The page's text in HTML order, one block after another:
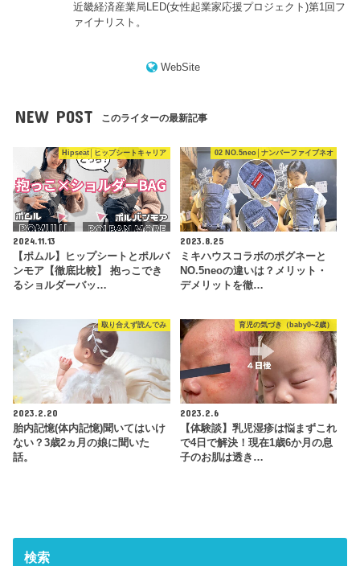
近畿経済産業局LED(女性起業家応援プロジェクト)第1回フ
ァイナリスト。
WebSite
NEW POST このライターの最新記事
Hipseat│ヒップシートキャリア
2024.11.13
【ポムル】ヒップシートとポルバ
ンモア【徹底比較】 抱っこでき
るショルダーバッ…
02 NO.5neo│ナンバーファイブネオ
2023.8.25
ミキハウスコラボのポグネーと
NO.5neoの違いは？メリット・
デメリットを徹…
取り合えず読んでみ
2023.2.20
胎内記憶(体内記憶)聞いてはいけ
ない？3歳2ヵ月の娘に聞いた
話。
育児の気づき（baby0~2歳）
2023.2.6
【体験談】乳児湿疹は悩まずこれ
で4日で解決！現在1歳6か月の息
子のお肌は透き…
検索